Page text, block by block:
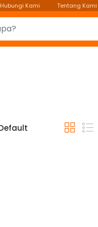
Hubungi Kami Tentang Kami